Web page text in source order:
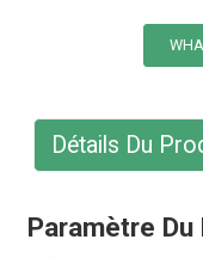
Détails Du
Paramètre